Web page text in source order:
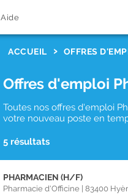
Aide
ACCUEIL OFFRES
Offres d'emploi
Toutes nos offres d'emploi
votre nouveau poste en
5 résultats
PHARMACIEN (H/F)
Pharmacie d'Officine |83400